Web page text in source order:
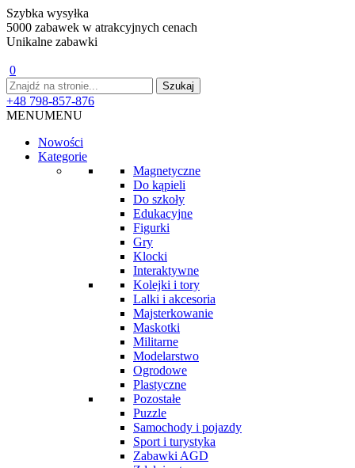
Szybka wysyłka
5000 zabawek w atrakcyjnych cenach
Unikalne zabawki
0
+48 798-857-876
MENUMENU
Nowości
Kategorie
Magnetyczne
Do kąpieli
Do szkoły
Edukacyjne
Figurki
Gry
Klocki
Interaktywne
Kolejki i tory
Lalki i akcesoria
Majsterkowanie
Maskotki
Militarne
Modelarstwo
Ogrodowe
Plastyczne
Pozostałe
Puzzle
Samochody i pojazdy
Sport i turystyka
Zabawki AGD